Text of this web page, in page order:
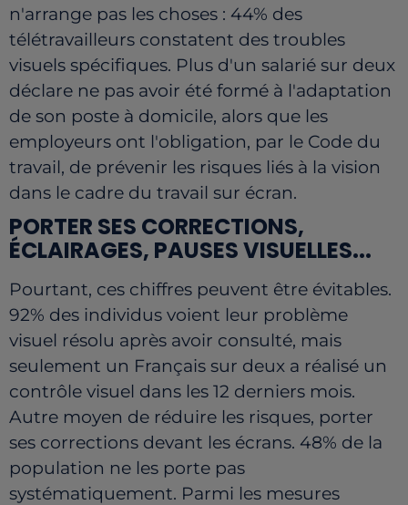
n'arrange pas les choses : 44% des
télétravailleurs constatent des troubles
visuels spécifiques. Plus d'un salarié sur deux
déclare ne pas avoir été formé à l'adaptation
de son poste à domicile, alors que les
employeurs ont l'obligation, par le Code du
travail, de prévenir les risques liés à la vision
dans le cadre du travail sur écran.
PORTER SES CORRECTIONS,
ÉCLAIRAGES, PAUSES VISUELLES...
Pourtant, ces chiffres peuvent être évitables.
92% des individus voient leur problème
visuel résolu après avoir consulté, mais
seulement un Français sur deux a réalisé un
contrôle visuel dans les 12 derniers mois.
Autre moyen de réduire les risques, porter
ses corrections devant les écrans. 48% de la
population ne les porte pas
systématiquement. Parmi les mesures